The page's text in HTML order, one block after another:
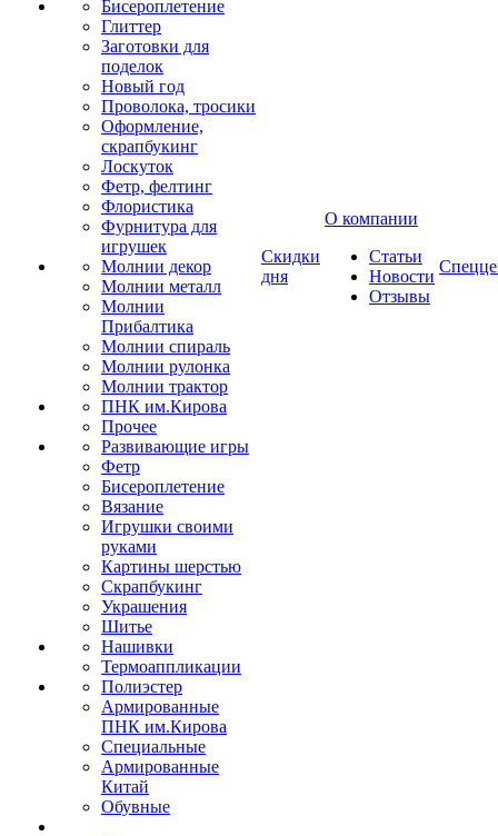
Бисероплетение
Глиттер
Заготовки для
поделок
Новый год
Проволока, тросики
Оформление,
скрапбукинг
Лоскуток
Фетр, фелтинг
Флористика
Фурнитура для
игрушек
Молнии декор
Молнии металл
Молнии
Прибалтика
Молнии спираль
Молнии рулонка
Молнии трактор
ПНК им.Кирова
Прочее
Развивающие игры
Фетр
Бисероплетение
Вязание
Игрушки своими
руками
Картины шерстью
Скрапбукинг
Украшения
Шитье
Нашивки
Термоаппликации
Полиэстер
Армированные
ПНК им.Кирова
Специальные
Армированные
Китай
Обувные
Скидки
дня
О компании
Статьи
Новости
Отзывы